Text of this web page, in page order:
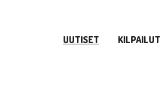
UUTISET
KILPAILUT